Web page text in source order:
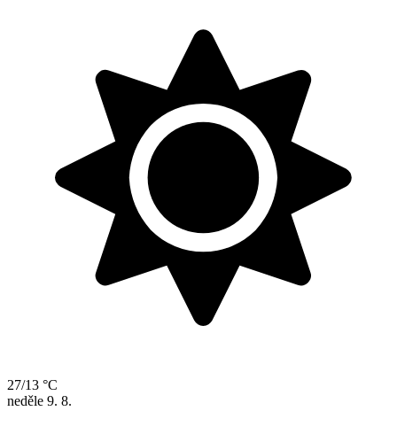
27/13 °C
neděle 9. 8.